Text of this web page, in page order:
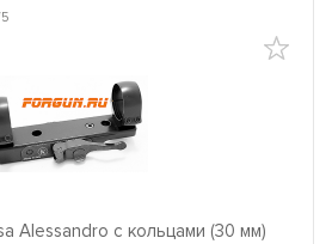
Alessandro с кольцами (30 мм)